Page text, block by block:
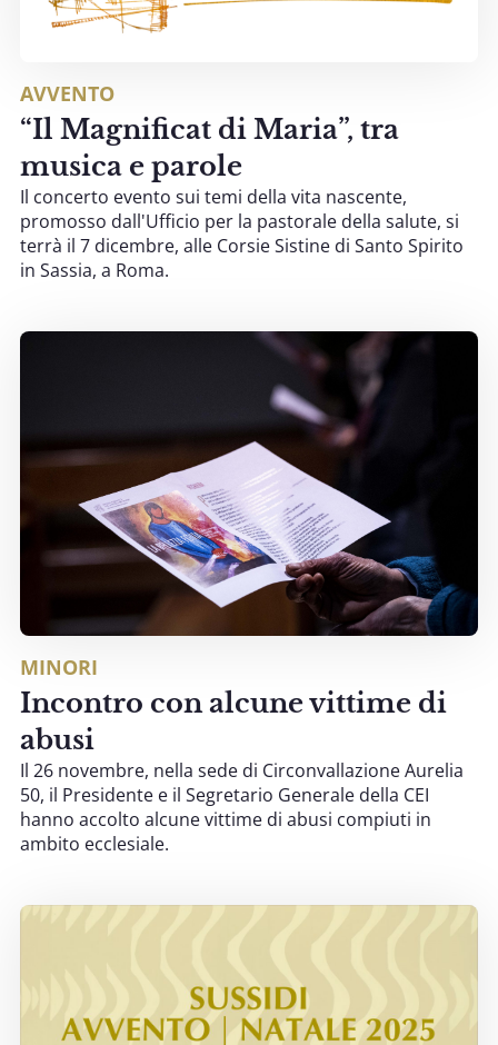
AVVENTO
“Il Magnificat di Maria”, tra
musica e parole
Il concerto evento sui temi della vita nascente,
promosso dall'Ufficio per la pastorale della salute, si
terrà il 7 dicembre, alle Corsie Sistine di Santo Spirito
in Sassia, a Roma.
MINORI
Incontro con alcune vittime di
abusi
Il 26 novembre, nella sede di Circonvallazione Aurelia
50, il Presidente e il Segretario Generale della CEI
hanno accolto alcune vittime di abusi compiuti in
ambito ecclesiale.